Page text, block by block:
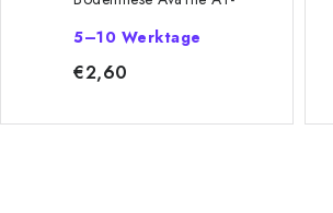
Breite 25 cm, Höhe 1,6
cm
5–10 Werktage
€2,60